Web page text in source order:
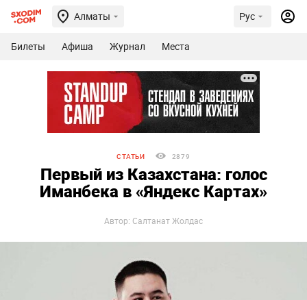
Алматы Рус
Билеты Афиша Журнал Места
СТАТЬИ 2879
Первый из Казахстана: голос
Иманбека в «Яндекс Картах»
Автор: Салтанат Жолдас